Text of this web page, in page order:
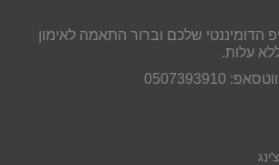
הדומיננטי שלכם וברור התאמה לאימון
עלות.